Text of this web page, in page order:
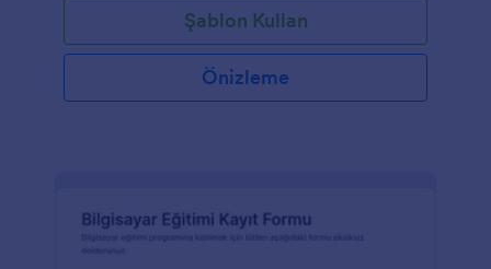
Şablon Kullan
Önizleme